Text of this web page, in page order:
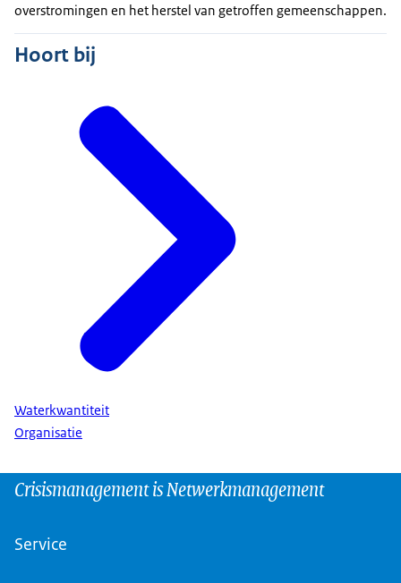
overstromingen en het herstel van getroffen gemeenschappen.
Hoort bij
Waterkwantiteit
Organisatie
Crisismanagement is Netwerkmanagement
Service